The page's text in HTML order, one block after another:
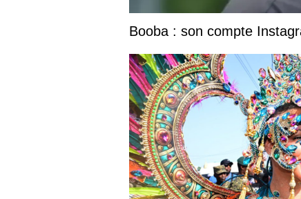
Booba : son compte